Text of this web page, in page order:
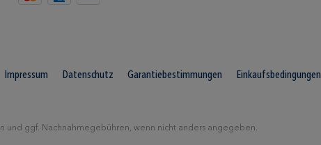
Impressum Datenschutz Garantiebestimmungen Einkaufsbedingungen
und ggf. Nachnahmegebühren, wenn nicht anders angegeben.